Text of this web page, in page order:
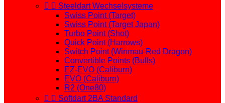
  Steeldart Wechselsysteme
Swiss Point (Target)
Swiss Point (Target Japan)
Turbo Point (Shot)
Quick Point (Harrows)
Switch Point (Winmau-Red Dragon)
Convertible Points (Bulls)
EZ-EVO (Caliburn)
EVO (Caliburn)
R2 (One80)
  Softdart 2BA Standard